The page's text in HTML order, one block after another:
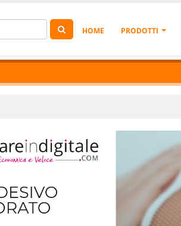
HOME PRODOTTI